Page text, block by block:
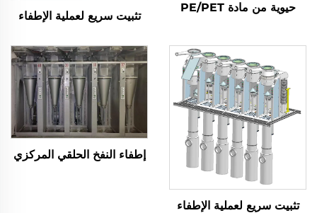
حيوية من مادة PE/PET
تثبيت سريع لعملية الإطفاء
تثبيت سريع لعملية الإطفاء
إطفاء النفخ الحلقي المركزي